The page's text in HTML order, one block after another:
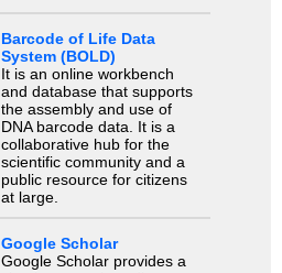
Barcode of Life Data
System (BOLD)
It is an online workbench
and database that supports
the assembly and use of
DNA barcode data. It is a
collaborative hub for the
scientific community and a
public resource for citizens
at large.
Google Scholar
Google Scholar provides a